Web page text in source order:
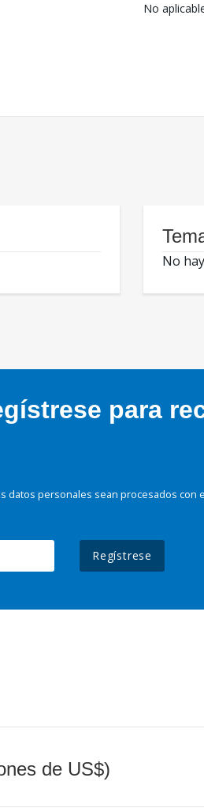
No
No
para
datos personales sean procesados
Regístrese
de US$)